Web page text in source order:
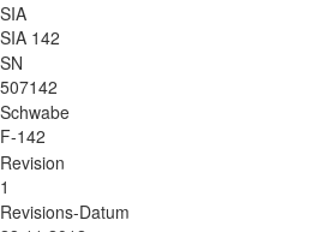
SIA
SIA 142
SN
507142
Schwabe
F-142
Revision
1
Revisions-Datum